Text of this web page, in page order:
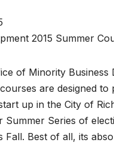
2015 Summer
of Minority
are designed
up in the City of
Series of
Fall. Best of all, its